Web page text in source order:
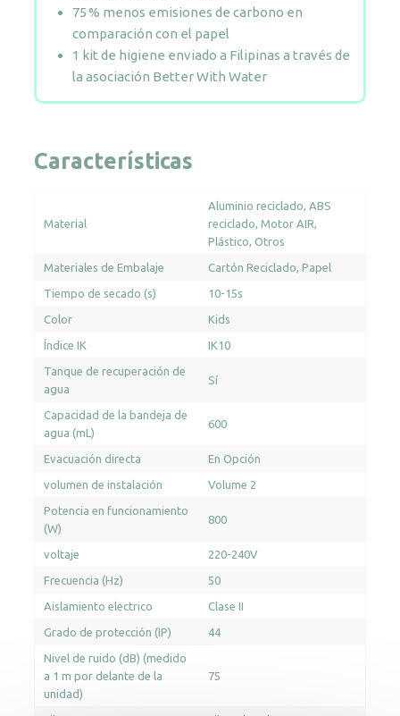
75 % menos emisiones de carbono en
comparación con el papel
1 kit de higiene enviado a Filipinas a través de
la asociación Better With Water
Características
Material
Aluminio reciclado ABS
reciclado Motor AIR
Plástico Otros
Materiales de Embalaje Cartón Reciclado Papel
Tiempo de secado (s) 10-15s
Color Kids
Índice IK IK10
Tanque de recuperación de
agua
Sí
Capacidad de la bandeja de
agua (mL)
600
Evacuación directa En Opción
volumen de instalación Volume 2
Potencia en funcionamiento
(W)
800
voltaje 220-240V
Frecuencia (Hz) 50
Aislamiento electrico Clase II
Grado de protección (IP) 44
Nivel de ruido (dB) (medido
a 1 m por delante de la
unidad)
75